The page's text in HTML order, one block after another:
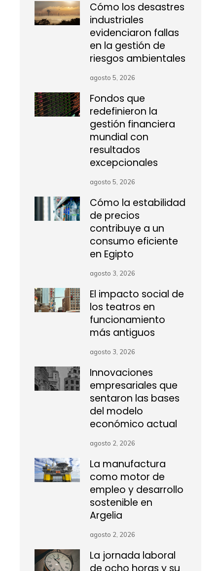
Cómo los desastres
industriales
evidenciaron fallas
en la gestión de
riesgos ambientales
agosto 5, 2026
Fondos que
redefinieron la
gestión financiera
mundial con
resultados
excepcionales
agosto 5, 2026
Cómo la estabilidad
de precios
contribuye a un
consumo eficiente
en Egipto
agosto 3, 2026
El impacto social de
los teatros en
funcionamiento
más antiguos
agosto 3, 2026
Innovaciones
empresariales que
sentaron las bases
del modelo
económico actual
agosto 2, 2026
La manufactura
como motor de
empleo y desarrollo
sostenible en
Argelia
agosto 2, 2026
La jornada laboral